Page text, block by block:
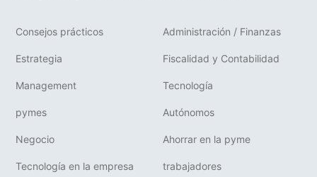
Consejos prácticos Administración / Finanzas
Estrategia Fiscalidad y Contabilidad
Management Tecnología
pymes Autónomos
Negocio Ahorrar en la pyme
Tecnología en la empresa trabajadores